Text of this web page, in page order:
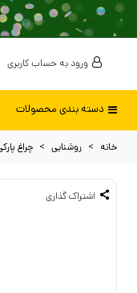
ورود به حساب کاربری
دسته بندی محصولات
خانه > روشنایی > چراغ
اشتراک گذاری